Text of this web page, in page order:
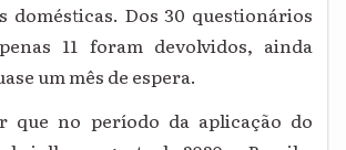
domésticas. Dos 30 questionários
11 foram devolvidos, ainda
um mês de espera.
que no período da aplicação do